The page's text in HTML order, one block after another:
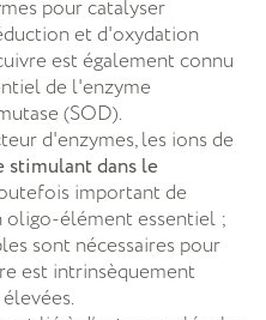
pour catalyser
et d'oxydation
est également connu
de l'enzyme
(SOD).
d'enzymes, les ions de
stimulant dans le
important de
oligo-élément essentiel ;
sont nécessaires pour
est intrinsèquement